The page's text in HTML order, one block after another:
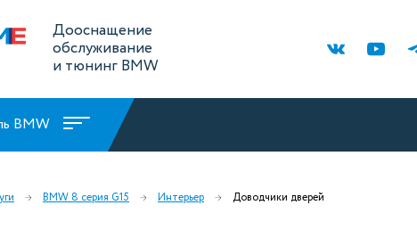
Дооснащение
обслуживание
и тюнинг BMW
BMW
BMW 8 серия G15 Интерьер Доводчики дверей